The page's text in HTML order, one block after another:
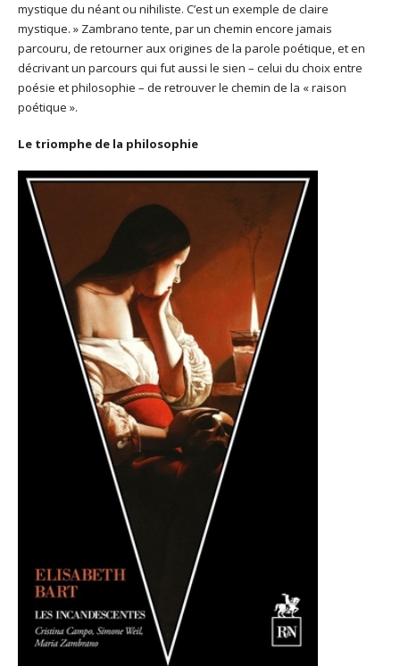
mystique du néant ou nihiliste. C’est un exemple de claire
mystique. » Zambrano tente, par un chemin encore jamais
parcouru, de retourner aux origines de la parole poétique, et en
décrivant un parcours qui fut aussi le sien – celui du choix entre
poésie et philosophie – de retrouver le chemin de la « raison
poétique ».
Le triomphe de la philosophie